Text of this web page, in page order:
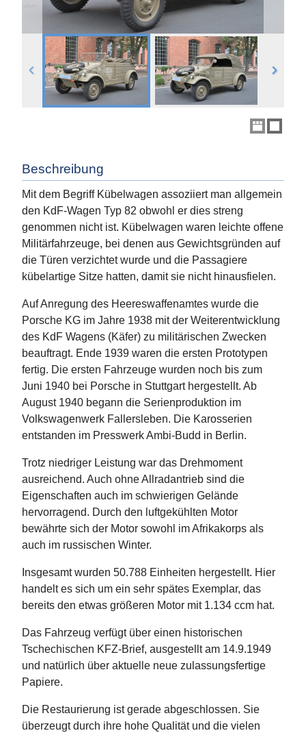
Beschreibung
Mit dem Begriff Kübelwagen assoziiert man allgemein
den KdF-Wagen Typ 82 obwohl er dies streng
genommen nicht ist. Kübelwagen waren leichte offene
Militärfahrzeuge, bei denen aus Gewichtsgründen auf
die Türen verzichtet wurde und die Passagiere
kübelartige Sitze hatten, damit sie nicht hinausfielen.
Auf Anregung des Heereswaffenamtes wurde die
Porsche KG im Jahre 1938 mit der Weiterentwicklung
des KdF Wagens (Käfer) zu militärischen Zwecken
beauftragt. Ende 1939 waren die ersten Prototypen
fertig. Die ersten Fahrzeuge wurden noch bis zum
Juni 1940 bei Porsche in Stuttgart hergestellt. Ab
August 1940 begann die Serienproduktion im
Volkswagenwerk Fallersleben. Die Karosserien
entstanden im Presswerk Ambi-Budd in Berlin.
Trotz niedriger Leistung war das Drehmoment
ausreichend. Auch ohne Allradantrieb sind die
Eigenschaften auch im schwierigen Gelände
hervorragend. Durch den luftgekühlten Motor
bewährte sich der Motor sowohl im Afrikakorps als
auch im russischen Winter.
Insgesamt wurden 50.788 Einheiten hergestellt. Hier
handelt es sich um ein sehr spätes Exemplar, das
bereits den etwas größeren Motor mit 1.134 ccm hat.
Das Fahrzeug verfügt über einen historischen
Tschechischen KFZ-Brief, ausgestellt am 14.9.1949
und natürlich über aktuelle neue zulassungsfertige
Papiere.
Die Restaurierung ist gerade abgeschlossen. Sie
überzeugt durch ihre hohe Qualität und die vielen